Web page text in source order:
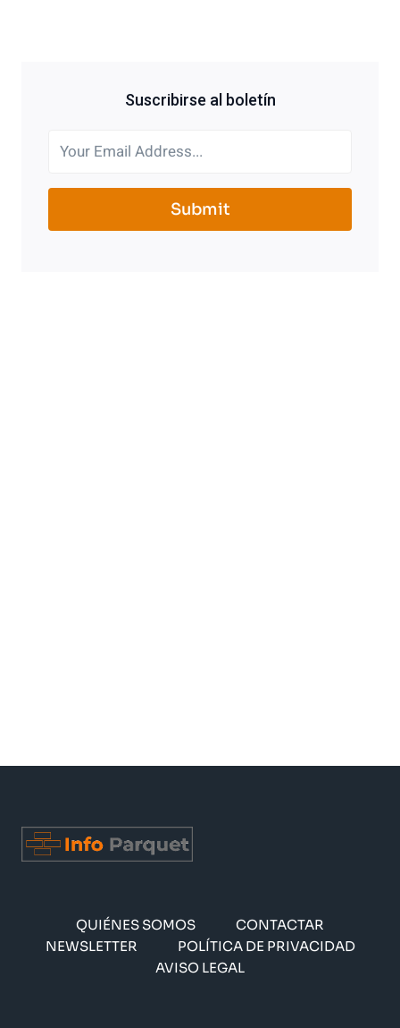
Suscribirse al boletín
Submit
QUIÉNES SOMOS
CONTACTAR
NEWSLETTER
POLÍTICA DE PRIVACIDAD
AVISO LEGAL